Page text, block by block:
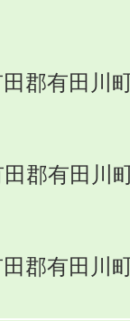
郡有田川
郡有田川
郡有田川